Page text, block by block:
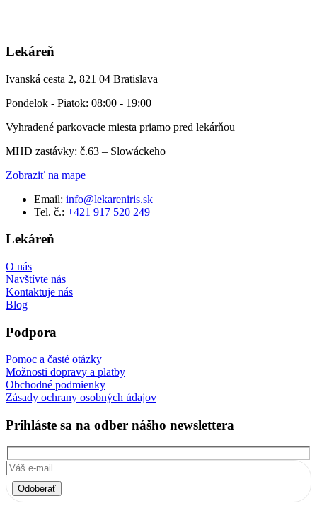
Lekáreň
Ivanská cesta 2, 821 04 Bratislava
Pondelok - Piatok: 08:00 - 19:00
Vyhradené parkovacie miesta priamo pred lekárňou
MHD zastávky: č.63 – Slowáckeho
Zobraziť na mape
Email: info@lekareniris.sk
Tel. č.: +421 917 520 249
Lekáreň
O nás
Navštívte nás
Kontaktuje nás
Blog
Podpora
Pomoc a časté otázky
Možnosti dopravy a platby
Obchodné podmienky
Zásady ochrany osobných údajov
Prihláste sa na odber nášho newslettera
Odoberať